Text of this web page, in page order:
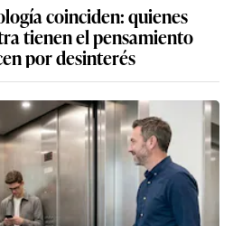
coinciden: quienes
tienen el pensamiento
por desinterés